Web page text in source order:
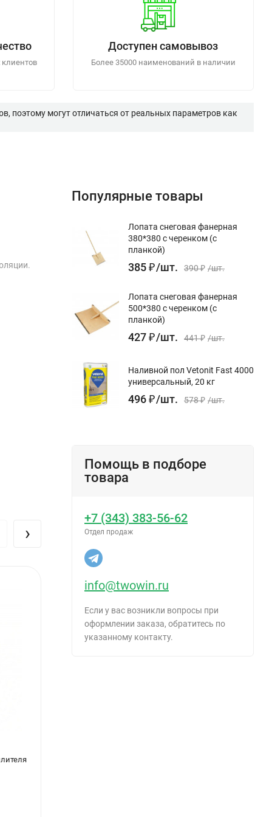
Доступен самовывоз
Более 35000 наименований в наличии
поэтому могут отличаться от реальных параметров как
›
Популярные товары
Лопата снеговая фанерная
380*380 с черенком (с
планкой)
385₽/шт. 390₽ /шт.
Лопата снеговая фанерная
500*380 с черенком (с
планкой)
427₽/шт. 441₽ /шт.
Наливной пол Vetonit Fast 4000
универсальный, 20 кг
496₽/шт. 578₽ /шт.
Помощь в подборе
товара
+7 (343) 383-56-62
Отдел продаж
info@twowin.ru
Если у вас возникли вопросы при
оформлении заказа, обратитесь по
указанному контакту.